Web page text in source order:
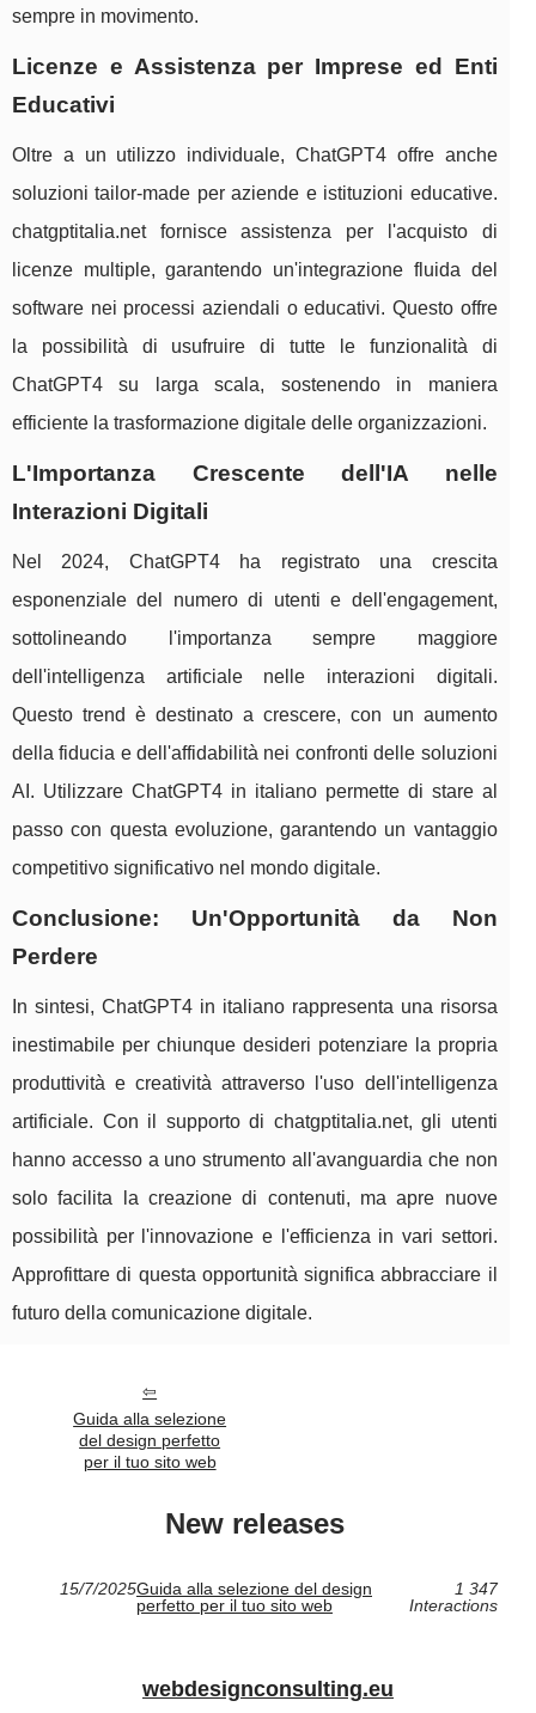
sempre in movimento.
Licenze e Assistenza per Imprese ed Enti
Educativi
Oltre a un utilizzo individuale, ChatGPT4 offre anche
soluzioni tailor-made per aziende e istituzioni educative.
chatgptitalia.net fornisce assistenza per l'acquisto di
licenze multiple, garantendo un'integrazione fluida del
software nei processi aziendali o educativi. Questo offre
la possibilità di usufruire di tutte le funzionalità di
ChatGPT4 su larga scala, sostenendo in maniera
efficiente la trasformazione digitale delle organizzazioni.
L'Importanza Crescente dell'IA nelle
Interazioni Digitali
Nel 2024, ChatGPT4 ha registrato una crescita
esponenziale del numero di utenti e dell'engagement,
sottolineando l'importanza sempre maggiore
dell'intelligenza artificiale nelle interazioni digitali.
Questo trend è destinato a crescere, con un aumento
della fiducia e dell'affidabilità nei confronti delle soluzioni
AI. Utilizzare ChatGPT4 in italiano permette di stare al
passo con questa evoluzione, garantendo un vantaggio
competitivo significativo nel mondo digitale.
Conclusione: Un'Opportunità da Non
Perdere
In sintesi, ChatGPT4 in italiano rappresenta una risorsa
inestimabile per chiunque desideri potenziare la propria
produttività e creatività attraverso l'uso dell'intelligenza
artificiale. Con il supporto di chatgptitalia.net, gli utenti
hanno accesso a uno strumento all'avanguardia che non
solo facilita la creazione di contenuti, ma apre nuove
possibilità per l'innovazione e l'efficienza in vari settori.
Approfittare di questa opportunità significa abbracciare il
futuro della comunicazione digitale.
Guida alla selezione
del design perfetto
per il tuo sito web
New releases
15/7/2025Guida alla selezione del design
perfetto per il tuo sito web
1 347
Interactions
webdesignconsulting.eu